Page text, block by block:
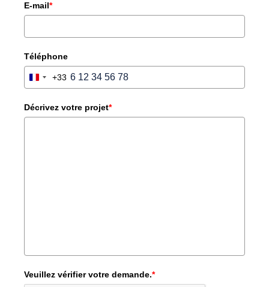
E-mail*
Téléphone
FRANCE
+33
Décrivez votre projet*
Veuillez vérifier votre demande.*